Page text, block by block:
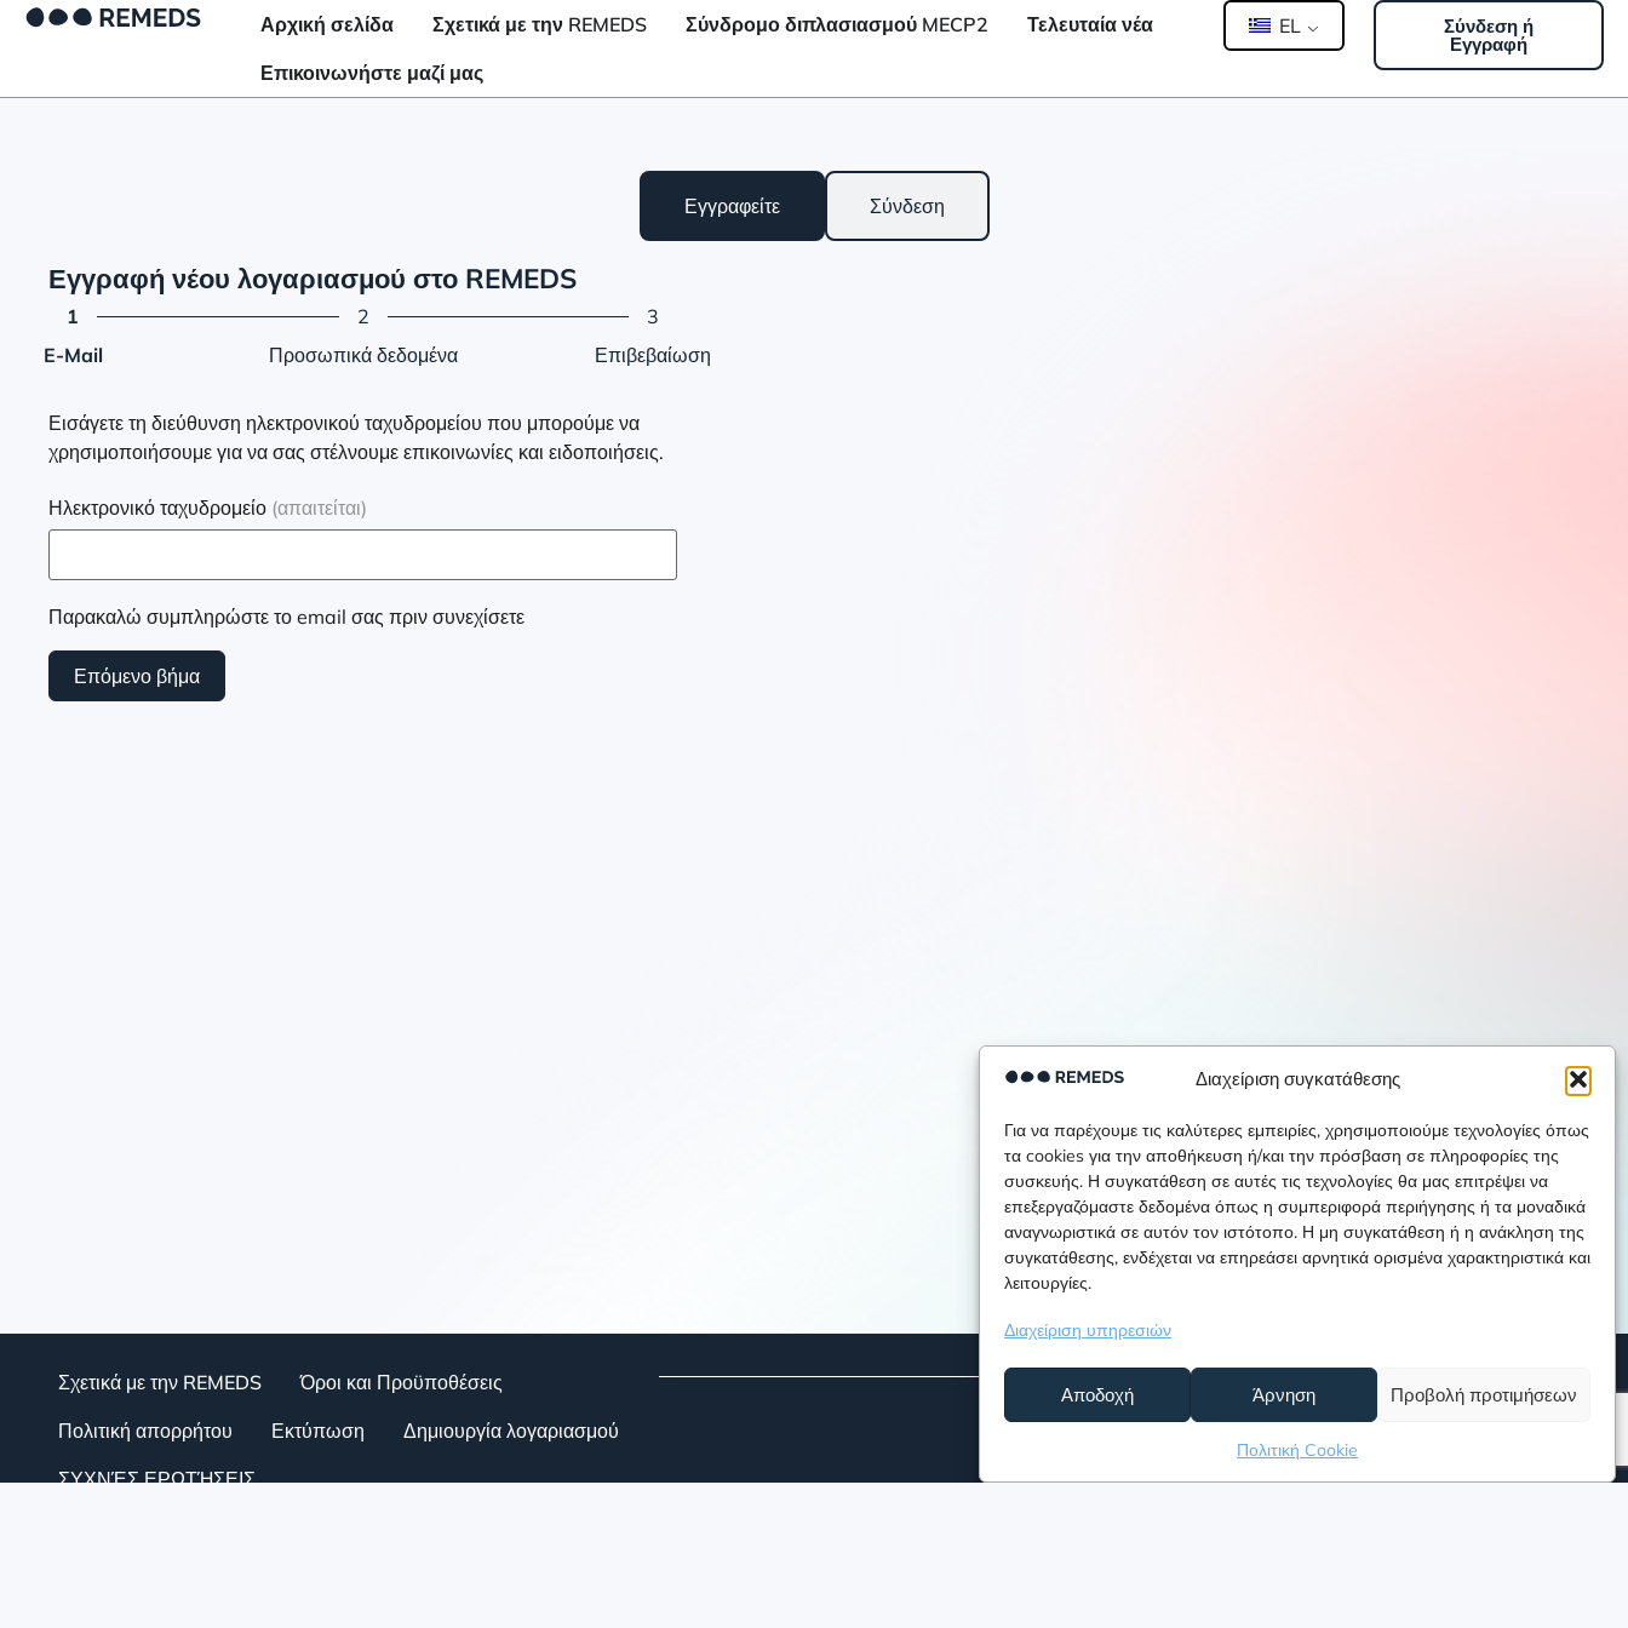
Διαχείριση συγκατάθεσης
Για να παρέχουμε τις καλύτερες εμπειρίες, χρησιμοποιούμε τεχνολογίες όπως
τα cookies για την αποθήκευση ή/και την πρόσβαση σε πληροφορίες της
συσκευής. Η συγκατάθεση σε αυτές τις τεχνολογίες θα μας επιτρέψει να
επεξεργαζόμαστε δεδομένα όπως η συμπεριφορά περιήγησης ή τα μοναδικά
αναγνωριστικά σε αυτόν τον ιστότοπο. Η μη συγκατάθεση ή η ανάκληση της
συγκατάθεσης, ενδέχεται να επηρεάσει αρνητικά ορισμένα χαρακτηριστικά και
λειτουργίες.
Διαχείριση υπηρεσιών
Αποδοχή Άρνηση Προβολή προτιμήσεων
Πολιτική Cookie
Αρχική σελίδα Σχετικά με την REMEDS Σύνδρομο διπλασιασμού MECP2
Τελευταία νέα
Επικοινωνήστε μαζί μας
EL Σύνδεση ή
Εγγραφή
Εγγραφείτε Σύνδεση
Εγγραφή νέου λογαριασμού στο REMEDS
1
E-Mail
2
Προσωπικά δεδομένα
3
Επιβεβαίωση
Εισάγετε τη διεύθυνση ηλεκτρονικού ταχυδρομείου που μπορούμε να
χρησιμοποιήσουμε για να σας στέλνουμε επικοινωνίες και ειδοποιήσεις.
Ηλεκτρονικό ταχυδρομείο (απαιτείται)
Παρακαλώ συμπληρώστε το email σας πριν συνεχίσετε
Επόμενο βήμα
Σχετικά με την REMEDS
Όροι και Προϋποθέσεις
Πολιτική απορρήτου
Εκτύπωση
Δημιουργία λογαριασμού
ΣΥΧΝΈΣ ΕΡΩΤΉΣΕΙΣ
τα δικαιώματα